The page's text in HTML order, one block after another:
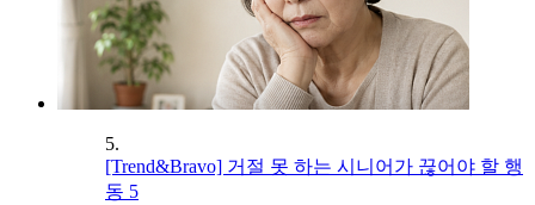
5.
[Trend&Bravo] 거절 못 하는 시니어가 끊어야 할 행
동 5